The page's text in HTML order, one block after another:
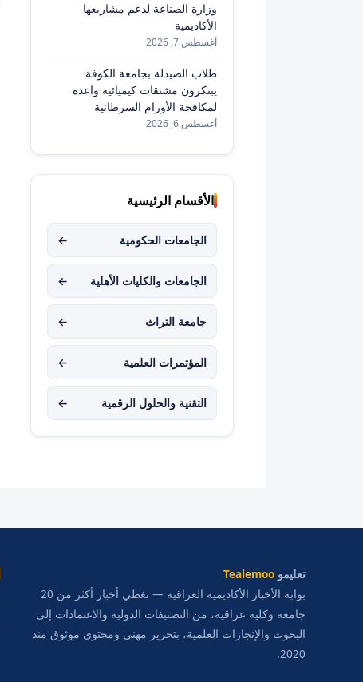
وزارة الصناعة لدعم مشاريعها
الأكاديمية
أغسطس 7, 2026
طلاب الصيدلة بجامعة الكوفة
يبتكرون مشتقات كيميائية واعدة
لمكافحة الأورام السرطانية
أغسطس 6, 2026
الأقسام الرئيسية
الجامعات الحكومية ←
الجامعات والكليات الأهلية ←
جامعة التراث ←
المؤتمرات العلمية ←
التقنية والحلول الرقمية ←
تعليمو Tealemoo
بوابة الأخبار الأكاديمية العراقية — نغطي أخبار أكثر من 20
جامعة وكلية عراقية، من التصنيفات الدولية والاعتمادات إلى
البحوث والإنجازات العلمية، بتحرير مهني ومحتوى موثوق منذ
2020.